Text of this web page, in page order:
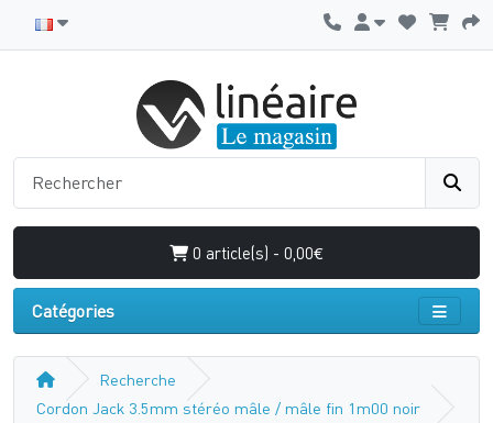
0 article(s) - 0,00€
Catégories
Recherche
Cordon Jack 3.5mm stéréo mâle / mâle fin 1m00 noir